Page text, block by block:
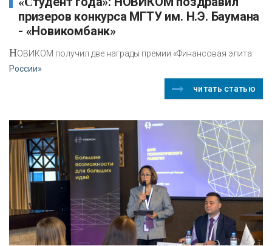
призеров конкурса МГТУ им. Н.Э. Баумана
- «Новикомбанк»
НОВИКОМ получил две награды премии «Финансовая элита
России»
читать статью